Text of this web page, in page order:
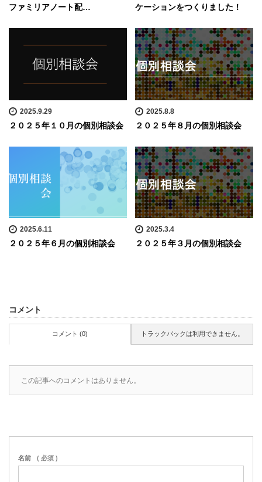
ファミリアノート配…
ケーションをつくりました！
2025.9.29
２０２５年１０月の個別相談会
2025.8.8
２０２５年８月の個別相談会
2025.6.11
２０２５年６月の個別相談会
2025.3.4
２０２５年３月の個別相談会
コメント
コメント (0) トラックバックは利用できません。
この記事へのコメントはありません。
名前 ( 必須 )